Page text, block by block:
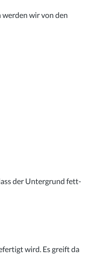
werden wir von den
der Untergrund fett-
wird. Es greift da